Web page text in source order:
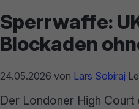
Sperrwaffe:
Blockaden
24.05.2026 von Lars Sobiraj
Der Londoner High